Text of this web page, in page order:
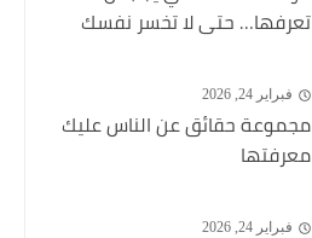
تعرفها… حتى لا تخسر نفسك
فبراير 24, 2026
مجموعة حقائق عن الناس عليك
معرفتها
فبراير 24, 2026